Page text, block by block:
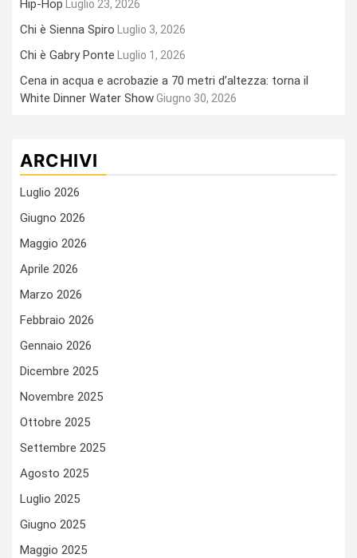
Hip-Hop Luglio 23, 2026
Chi è Sienna Spiro Luglio 3, 2026
Chi è Gabry Ponte Luglio 1, 2026
Cena in acqua e acrobazie a 70 metri d’altezza: torna il
White Dinner Water ShowGiugno 30, 2026
ARCHIVI
Luglio 2026
Giugno 2026
Maggio 2026
Aprile 2026
Marzo 2026
Febbraio 2026
Gennaio 2026
Dicembre 2025
Novembre 2025
Ottobre 2025
Settembre 2025
Agosto 2025
Luglio 2025
Giugno 2025
Maggio 2025